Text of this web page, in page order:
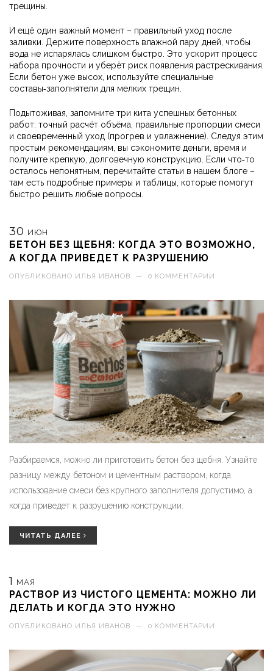
трещины.
И ещё один важный момент – правильный уход после
заливки. Держите поверхность влажной пару дней, чтобы
вода не испарялась слишком быстро. Это ускорит процесс
набора прочности и уберёт риск появления растрескивания.
Если бетон уже высох, используйте специальные
составы‑заполнятели для мелких трещин.
Подытоживая, запомните три кита успешных бетонных
работ: точный расчёт объёма, правильные пропорции смеси
и своевременный уход (прогрев и увлажнение). Следуя этим
простым рекомендациям, вы сэкономите деньги, время и
получите крепкую, долговечную конструкцию. Если что‑то
осталось непонятным, перечитайте статьи в нашем блоге –
там есть подробные примеры и таблицы, которые помогут
быстро решить любые вопросы.
30 ИЮН
БЕТОН БЕЗ ЩЕБНЯ: КОГДА ЭТО ВОЗМОЖНО,
А КОГДА ПРИВЕДЕТ К РАЗРУШЕНИЮ
ОПУБЛИКОВАНО ИЛЬЯ ИВАНОВ — 0 КОММЕНТАРИИ
Разбираемся, можно ли приготовить бетон без щебня. Узнайте
разницу между бетоном и цементным раствором, когда
использование смеси без крупного заполнителя допустимо, а
когда приведет к разрушению конструкции.
ЧИТАТЬ ДАЛЕЕ
1 МАЯ
РАСТВОР ИЗ ЧИСТОГО ЦЕМЕНТА: МОЖНО ЛИ
ДЕЛАТЬ И КОГДА ЭТО НУЖНО
ОПУБЛИКОВАНО ИЛЬЯ ИВАНОВ — 0 КОММЕНТАРИИ